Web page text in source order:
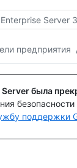
Enterprise Server
предприятия
была
поддержки